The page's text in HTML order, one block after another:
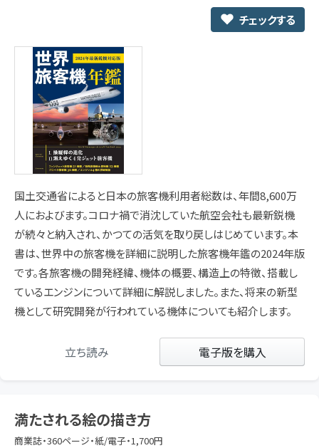
チェックする
国土交通省によると日本の旅客機利用者総数は、年間8,600万
人におよびます。コロナ禍で消沈していた航空会社も最新鋭機
が続々と納入され、かつての活気を取り戻しはじめています。本
書は、世界中の旅客機を詳細に説明した旅客機年鑑の2024年版
です。各旅客機の開発経緯、機体の概要、構造上の特徴、搭載し
ているエンジンについて詳細に解説しました。また、将来の新型
機として研究開発が行われている機体についても紹介します。
立ち読み 電子版を購入
満たされる絵の描き方
商業誌・360ページ・紙/電子・1,700円